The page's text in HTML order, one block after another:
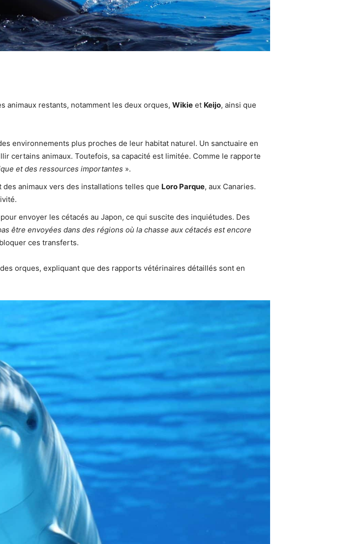
animaux restants, notamment les deux orques, Wikie et Keijo, ainsi que
environnements plus proches de leur habitat naturel. Un sanctuaire en
certains animaux. Toutefois, sa capacité est limitée. Comme le rapporte
et des ressources importantes ».
animaux vers des installations telles que Loro Parque, aux Canaries.
envoyer les cétacés au Japon, ce qui suscite des inquiétudes. Des
être envoyées dans des régions où la chasse aux cétacés est encore
ces transferts.
orques, expliquant que des rapports vétérinaires détaillés sont en